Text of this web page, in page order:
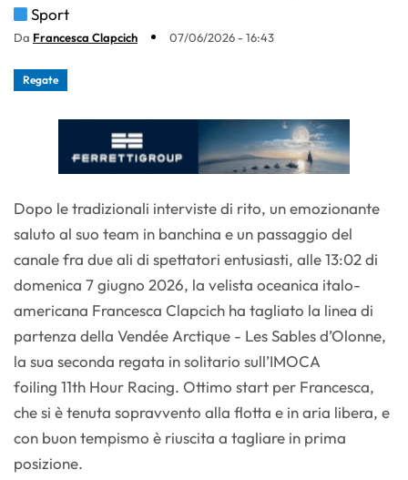
Sport
Da Francesca Clapcich 07/06/2026 - 16:43
Regate
Dopo le tradizionali interviste di rito, un emozionante
saluto al suo team in banchina e un passaggio del
canale fra due ali di spettatori entusiasti, alle 13:02 di
domenica 7 giugno 2026, la velista oceanica italo-
americana Francesca Clapcich ha tagliato la linea di
partenza della Vendée Arctique - Les Sables d’Olonne,
la sua seconda regata in solitario sull’IMOCA
foiling 11th Hour Racing. Ottimo start per Francesca,
che si è tenuta sopravvento alla flotta e in aria libera, e
con buon tempismo è riuscita a tagliare in prima
posizione.